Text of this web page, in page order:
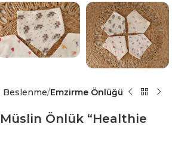
Beslenme Emzirme Önlüğü
Önlük “Healthie